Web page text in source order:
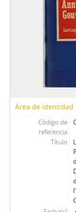
Área de identidad
Código de
referencia
Título